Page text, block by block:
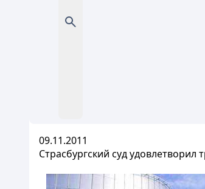
09.11.2011
Страсбургский суд удовлетворил